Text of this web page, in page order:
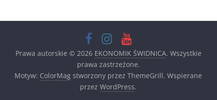
Prawa autorskie © 2026 EKONOMIK ŚWIDNICA. Wszystkie
prawa zastrzeżone.
Motyw: ColorMag stworzony przez ThemeGrill. Wspierane
przezWordPress.